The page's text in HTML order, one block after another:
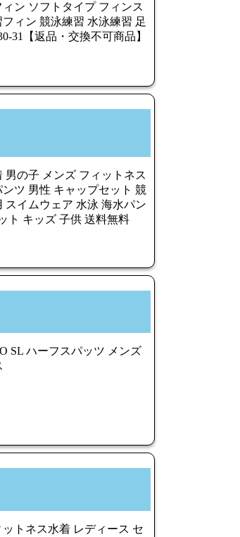
ン ソフトタイプ フィンス
ィン 競泳練習 水泳練習 足
31【返品・交換不可商品】
の子 メンズ フィットネス
ツ 男性 キャップセット 競
スイムウェア 水泳 海水パン
ト キッズ 子供 送料無料
SL ハーフスパッツ メンズ
トネス水着 レディース セ